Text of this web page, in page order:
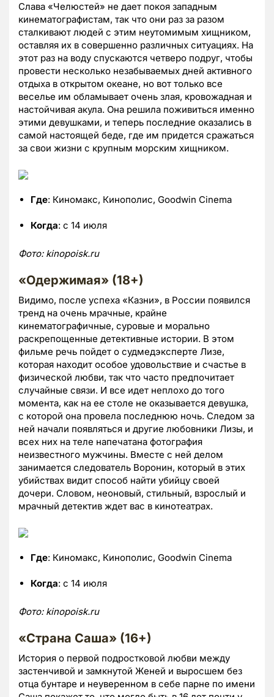
Слава «Челюстей» не дает покоя западным
кинематографистам, так что они раз за разом
сталкивают людей с этим неутомимым хищником,
оставляя их в совершенно различных ситуациях. На
этот раз на воду спускаются четверо подруг, чтобы
провести несколько незабываемых дней активного
отдыха в открытом океане, но вот только все
веселье им обламывает очень злая, кровожадная и
настойчивая акула. Она решила поживиться именно
этими девушками, и теперь последние оказались в
самой настоящей беде, где им придется сражаться
за свои жизни с крупным морским хищником.
Где: Киномакс, Кинополис, Goodwin Cinema
Когда: с 14 июля
Фото: kinopoisk.ru
«Одержимая» (18+)
Видимо, после успеха «Казни», в России появился
тренд на очень мрачные, крайне
кинематографичные, суровые и морально
раскрепощенные детективные истории. В этом
фильме речь пойдет о судмедэксперте Лизе,
которая находит особое удовольствие и счастье в
физической любви, так что часто предпочитает
случайные связи. И все идет неплохо до того
момента, как на ее столе не оказывается девушка,
с которой она провела последнюю ночь. Следом за
ней начали появляться и другие любовники Лизы, и
всех них на теле напечатана фотография
неизвестного мужчины. Вместе с ней делом
занимается следователь Воронин, который в этих
убийствах видит способ найти убийцу своей
дочери. Словом, неоновый, стильный, взрослый и
мрачный детектив ждет вас в кинотеатрах.
Где: Киномакс, Кинополис, Goodwin Cinema
Когда: с 14 июля
Фото: kinopoisk.ru
«Страна Саша» (16+)
История о первой подростковой любви между
застенчивой и замкнутой Женей и выросшем без
отца бунтаре и неуверенном в себе парне по имени